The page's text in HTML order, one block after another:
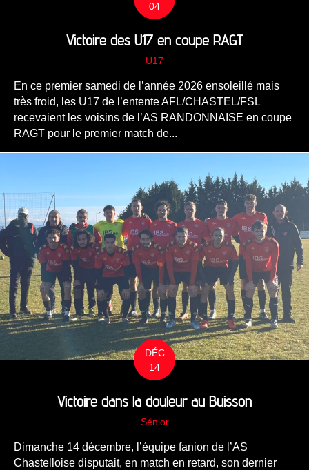
04
Victoire des U17 en coupe RAGT
U17
En ce premier samedi de l’année 2026 ensoleillé mais
très froid, les U17 de l’entente AFL/CHASTEL/FSL
recevaient les voisins de l’AS RANDONNAISE en coupe
RAGT pour le premier match de...
DÉC
14
Victoire dans la douleur au Buisson
Sénior
Dimanche 14 décembre, l’équipe fanion de l’AS
Chastelloise disputait, en match en retard, son dernier